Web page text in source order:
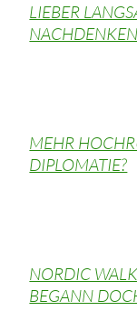
LIEBER
MEHR
DIPLOMATIE?
NORDIC
BEGANN